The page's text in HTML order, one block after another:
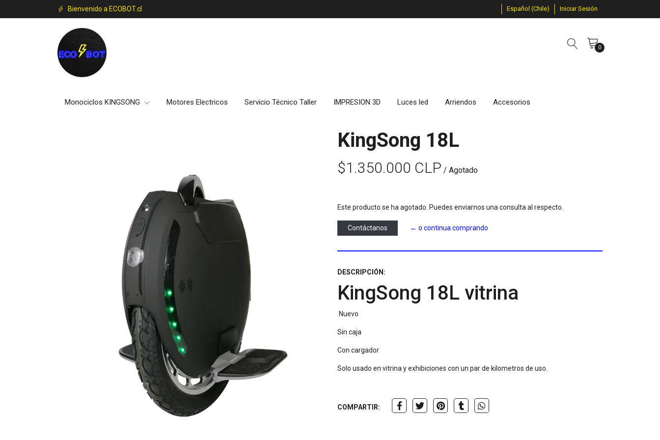
Bienvenido a ECOBOT.cl Español (Chile) Iniciar Sesión
0
Monociclos KINGSONG Motores Electricos Servicio Técnico Taller IMPRESION 3D Luces led Arriendos Accesorios
KingSong 18L
$1.350.000 CLP / Agotado
Este producto se ha agotado. Puedes enviarnos una consulta al respecto.
Contáctanos ← o continua comprando
DESCRIPCIÓN:
KingSong 18L vitrina
Nuevo
Sin caja
Con cargador
Solo usado en vitrina y exhibiciones con un par de kilometros de uso.
COMPARTIR: